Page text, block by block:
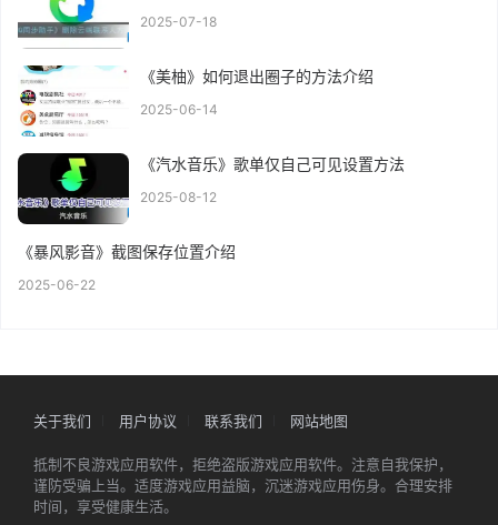
2025-07-18
《美柚》如何退出圈子的方法介绍
2025-06-14
《汽水音乐》歌单仅自己可见设置方法
2025-08-12
《暴风影音》截图保存位置介绍
2025-06-22
关于我们 用户协议 联系我们 网站地图
抵制不良游戏应用软件，拒绝盗版游戏应用软件。注意自我保护，
谨防受骗上当。适度游戏应用益脑，沉迷游戏应用伤身。合理安排
时间，享受健康生活。